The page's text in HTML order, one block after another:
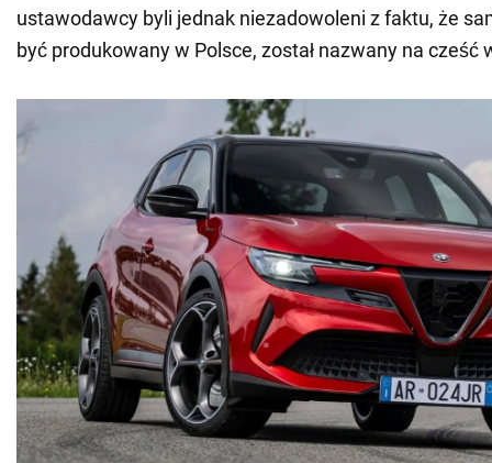
ustawodawcy byli jednak niezadowoleni z faktu, że
być produkowany w Polsce, został nazwany na cześć